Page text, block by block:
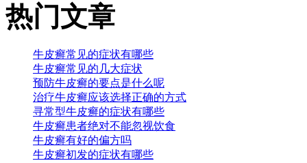
热门文章
牛皮癣常见的症状有哪些
牛皮癣常见的几大症状
预防牛皮癣的要点是什么呢
治疗牛皮癣应该选择正确的方式
寻常型牛皮癣的症状有哪些
牛皮癣患者绝对不能忽视饮食
牛皮癣有好的偏方吗
牛皮癣初发的症状有哪些